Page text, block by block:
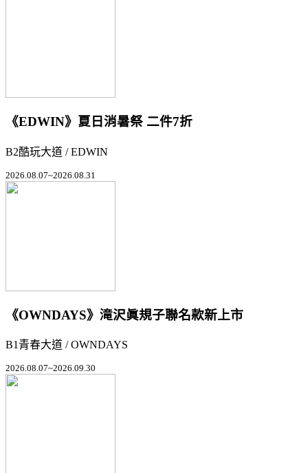
《EDWIN》夏日消暑祭 二件7折
B2酷玩大道 / EDWIN
2026.08.07~2026.08.31
《OWNDAYS》滝沢眞規子聯名款新上市
B1青春大道 / OWNDAYS
2026.08.07~2026.09.30